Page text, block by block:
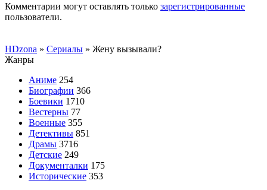
Комментарии могут оставлять только зарегистрированные
пользователи.
HDzona » Сериалы » Жену вызывали?
Жанры
Аниме 254
Биографии 366
Боевики 1710
Вестерны 77
Военные 355
Детективы 851
Драмы 3716
Детские 249
Документалки 175
Исторические 353